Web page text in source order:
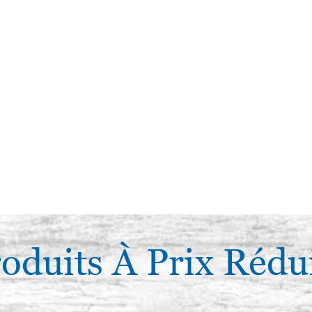
À Prix